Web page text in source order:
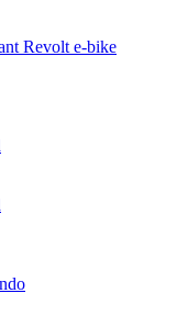
Revolt e-bike